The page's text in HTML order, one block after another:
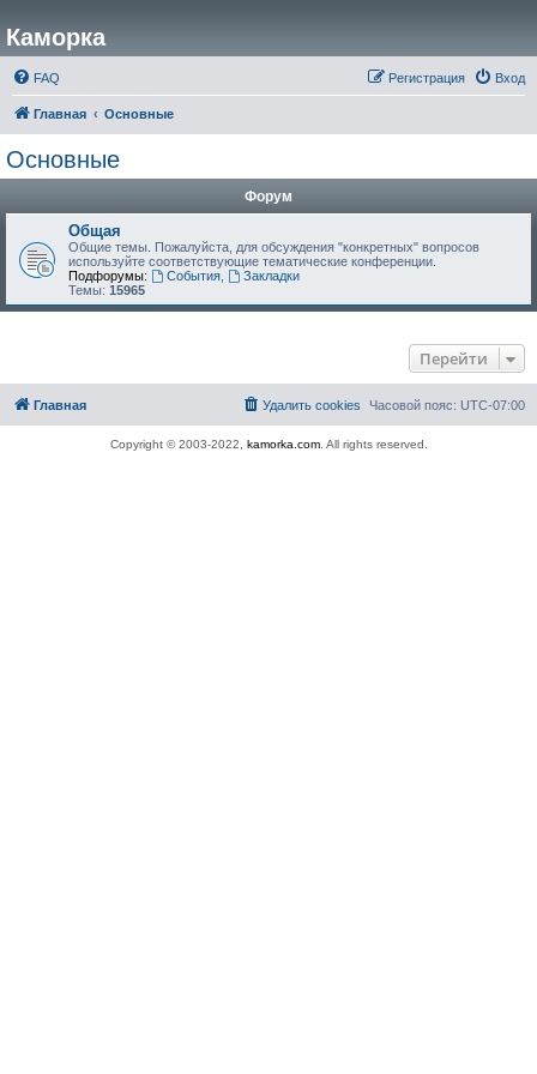
Каморка
FAQ Вход
Регистрация
Главная Основные
Основные
Форум
Общая
Общие темы. Пожалуйста, для обсуждения "конкретных" вопросов
используйте соответствующие тематические конференции.
Подфорумы:
События,
Закладки
Темы: 15965
Перейти
Главная Часовой пояс: UTC-07:00
Удалить cookies
Copyright © 2003-2022, kamorka.com. All rights reserved.